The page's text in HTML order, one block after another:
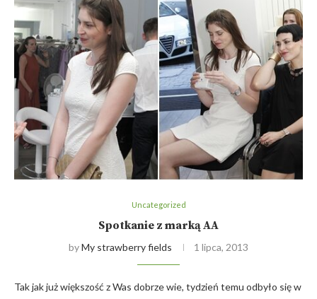
Uncategorized
Spotkanie z marką AA
byMy strawberry fields 1 lipca, 2013
Tak jak już większość z Was dobrze wie, tydzień temu odbyło się w